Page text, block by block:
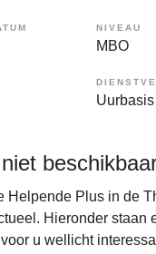
NIVEAU
MBO
Uurbasis
Helpende Plus in de
Hieronder staan
u wellicht